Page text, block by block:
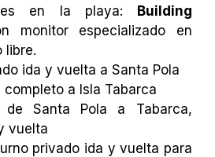
en la playa: Building
monitor especializado en
libre.
ida y vuelta a Santa Pola
completo a Isla Tabarca
de Santa Pola a Tabarca,
vuelta
privado ida y vuelta para